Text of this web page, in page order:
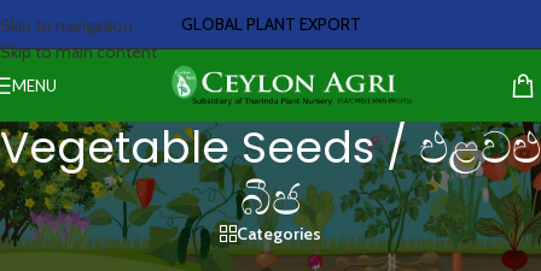
Skip to navigation
Skip to main content
GLOBAL PLANT EXPORT
MENU
Vegetable Seeds / එළවළු
බීජ
Categories
Vegetable seeds are now available